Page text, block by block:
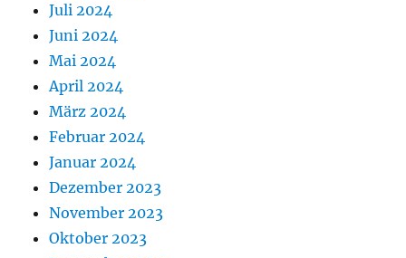
Juli 2024
Juni 2024
Mai 2024
April 2024
März 2024
Februar 2024
Januar 2024
Dezember 2023
November 2023
Oktober 2023